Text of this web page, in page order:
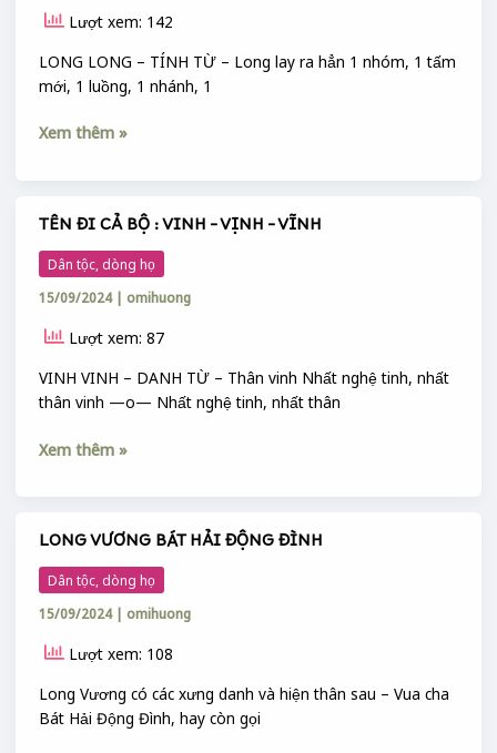
Lượt xem: 142
LONG LONG – TÍNH TỪ – Long lay ra hẳn 1 nhóm, 1 tấm
mới, 1 luồng, 1 nhánh, 1
VƯƠNG
Xem thêm »
TÊN ĐI CẢ BỘ : VINH – VỊNH – VĨNH
Dân tộc, dòng họ
15/09/2024 | omihuong
Lượt xem: 87
VINH VINH – DANH TỪ – Thân vinh Nhất nghệ tinh, nhất
thân vinh —o— Nhất nghệ tinh, nhất thân
TÊN
ĐI
CẢ
BỘ
VINH
–
VỊNH
VĨNH
Xem thêm »
LONG VƯƠNG BÁT HẢI ĐỘNG ĐÌNH
Dân tộc, dòng họ
15/09/2024 | omihuong
Lượt xem: 108
Long Vương có các xưng danh và hiện thân sau – Vua cha
Bát Hải Động Đình, hay còn gọi
LONG
VƯƠNG
BÁT
HẢI
ĐỘNG